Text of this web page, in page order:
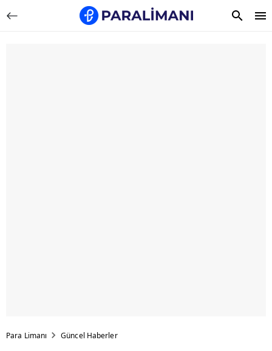
Para Limanı Güncel Haberler